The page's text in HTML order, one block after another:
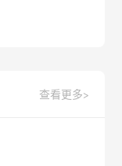
查看更多>